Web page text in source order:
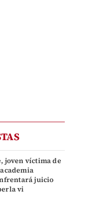
joven víctima de
juicio
vi